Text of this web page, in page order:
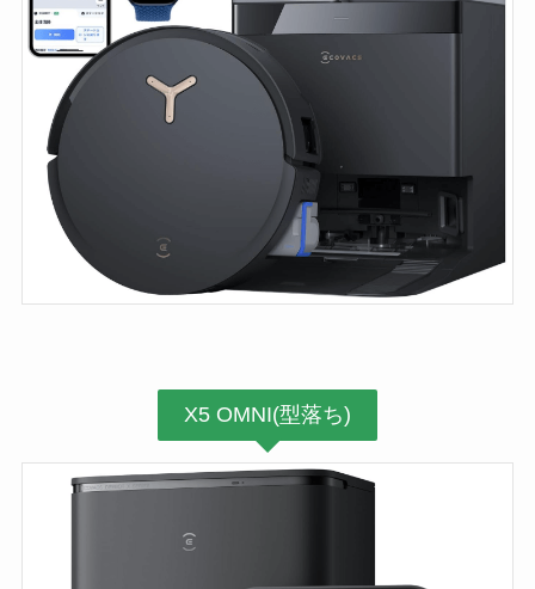
X5 OMNI(型落ち)